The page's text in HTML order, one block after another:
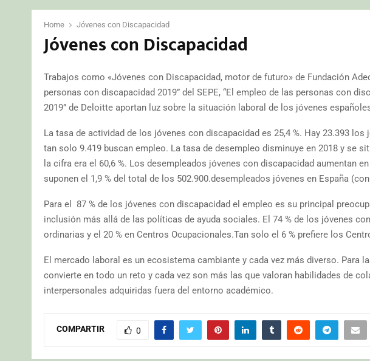
Home Jóvenes con Discapacidad
Jóvenes con Discapacidad
Trabajos como «Jóvenes con Discapacidad, motor de futuro» de Fundación
personas con discapacidad 2019” del SEPE, “El empleo de las personas con
2019” de Deloitte aportan luz sobre la situación laboral de los jóvenes
La tasa de actividad de los jóvenes con discapacidad es 25,4 %. Hay 23.393
tan solo 9.419 buscan empleo. La tasa de desempleo disminuye en 2018 y se
la cifra era el 60,6 %. Los desempleados jóvenes con discapacidad aumentan
suponen el 1,9 % del total de los 502.900.desempleados jóvenes en España
Para el 87 % de los jóvenes con discapacidad el empleo es su principal
inclusión más allá de las políticas de ayuda sociales. El 74 % de los jóvenes
ordinarias y el 20 % en Centros Ocupacionales.Tan solo el 6 % prefiere los
El mercado laboral es un ecosistema cambiante y cada vez más diverso. Para
convierte en todo un reto y cada vez son más las que valoran habilidades de
interpersonales adquiridas fuera del entorno académico.
COMPARTIR 0